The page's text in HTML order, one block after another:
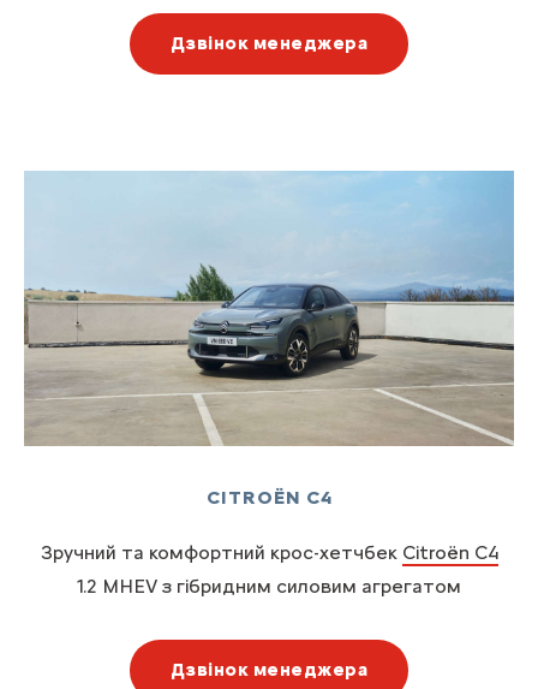
Дзвінок менеджера
CITROËN C4
Зручний та комфортний крос-хетчбек Citroën C4
1.2 MHEV з гібридним силовим агрегатом
Дзвінок менеджера